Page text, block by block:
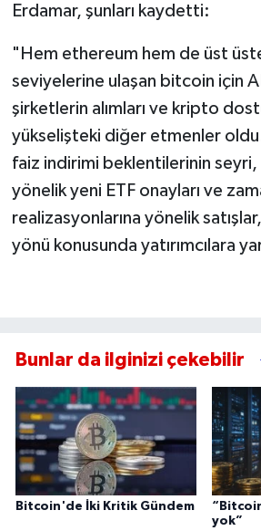
Erdamar, şunları kaydetti:
"Hem ethereum hem de üst
seviyelerine ulaşan bitcoin için
şirketlerin alımları ve kripto
yükselişteki diğer etmenler
faiz indirimi beklentilerinin
yönelik yeni ETF onayları ve
realizasyonlarına yönelik
yönü konusunda yatırımcılara
Bunlar da ilginizi çekebilir
Bitcoin'de İki Kritik Gündem
yok”